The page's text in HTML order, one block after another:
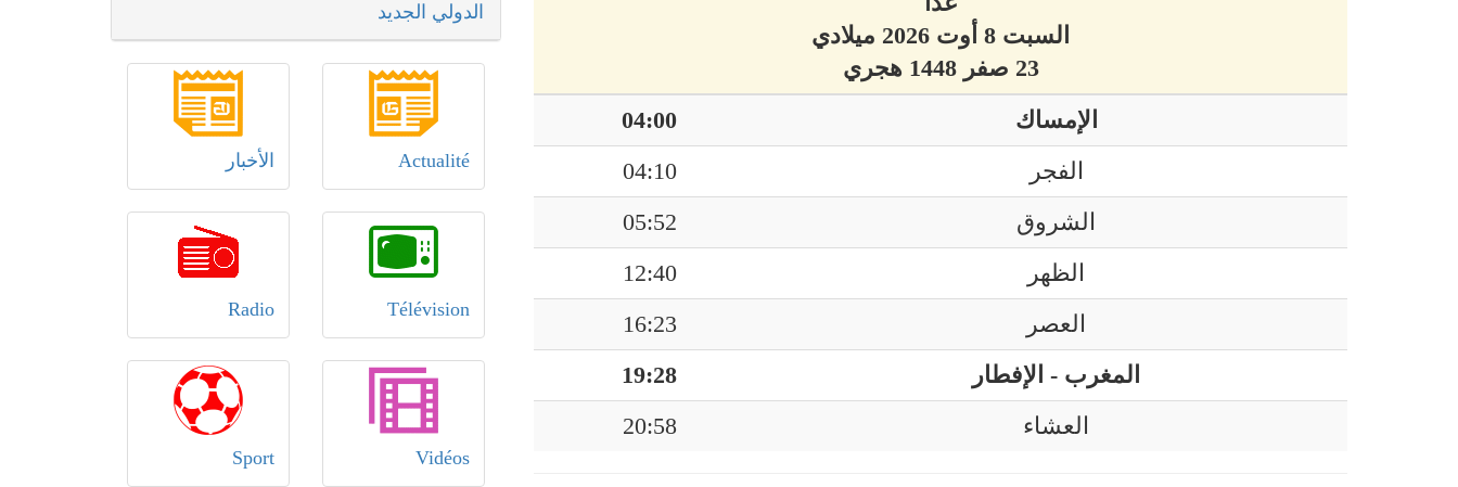
السبت 8 أوت 2026 ميلادي
23 صفر 1448 هجري
الإمساك
04:00
الفجر
04:10
الشروق
05:52
الظهر
12:40
العصر
16:23
المغرب - الإفطار
19:28
العشاء
20:58
الدولي الجديد
Actualité الأخبار
Télévision
Radio
Vidéos
Sport